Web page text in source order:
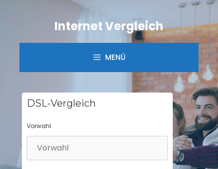
Internet Vergleich
MENÜ
DSL-Vergleich
Vorwahl